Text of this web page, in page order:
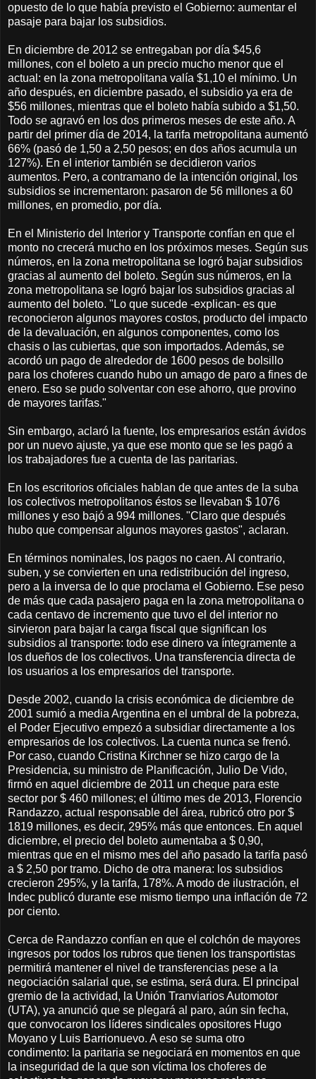
opuesto de lo que había previsto el Gobierno: aumentar el
pasaje para bajar los subsidios.
En diciembre de 2012 se entregaban por día $45,6
millones, con el boleto a un precio mucho menor que el
actual: en la zona metropolitana valía $1,10 el mínimo. Un
año después, en diciembre pasado, el subsidio ya era de
$56 millones, mientras que el boleto había subido a $1,50.
Todo se agravó en los dos primeros meses de este año. A
partir del primer día de 2014, la tarifa metropolitana aumentó
66% (pasó de 1,50 a 2,50 pesos; en dos años acumula un
127%). En el interior también se decidieron varios
aumentos. Pero, a contramano de la intención original, los
subsidios se incrementaron: pasaron de 56 millones a 60
millones, en promedio, por día.
En el Ministerio del Interior y Transporte confían en que el
monto no crecerá mucho en los próximos meses. Según sus
números, en la zona metropolitana se logró bajar subsidios
gracias al aumento del boleto. Según sus números, en la
zona metropolitana se logró bajar los subsidios gracias al
aumento del boleto. "Lo que sucede -explican- es que
reconocieron algunos mayores costos, producto del impacto
de la devaluación, en algunos componentes, como los
chasis o las cubiertas, que son importados. Además, se
acordó un pago de alrededor de 1600 pesos de bolsillo
para los choferes cuando hubo un amago de paro a fines de
enero. Eso se pudo solventar con ese ahorro, que provino
de mayores tarifas."
Sin embargo, aclaró la fuente, los empresarios están ávidos
por un nuevo ajuste, ya que ese monto que se les pagó a
los trabajadores fue a cuenta de las paritarias.
En los escritorios oficiales hablan de que antes de la suba
los colectivos metropolitanos éstos se llevaban $ 1076
millones y eso bajó a 994 millones. "Claro que después
hubo que compensar algunos mayores gastos", aclaran.
En términos nominales, los pagos no caen. Al contrario,
suben, y se convierten en una redistribución del ingreso,
pero a la inversa de lo que proclama el Gobierno. Ese peso
de más que cada pasajero paga en la zona metropolitana o
cada centavo de incremento que tuvo el del interior no
sirvieron para bajar la carga fiscal que significan los
subsidios al transporte: todo ese dinero va íntegramente a
los dueños de los colectivos. Una transferencia directa de
los usuarios a los empresarios del transporte.
Desde 2002, cuando la crisis económica de diciembre de
2001 sumió a media Argentina en el umbral de la pobreza,
el Poder Ejecutivo empezó a subsidiar directamente a los
empresarios de los colectivos. La cuenta nunca se frenó.
Por caso, cuando Cristina Kirchner se hizo cargo de la
Presidencia, su ministro de Planificación, Julio De Vido,
firmó en aquel diciembre de 2011 un cheque para este
sector por $ 460 millones; el último mes de 2013, Florencio
Randazzo, actual responsable del área, rubricó otro por $
1819 millones, es decir, 295% más que entonces. En aquel
diciembre, el precio del boleto aumentaba a $ 0,90,
mientras que en el mismo mes del año pasado la tarifa pasó
a $ 2,50 por tramo. Dicho de otra manera: los subsidios
crecieron 295%, y la tarifa, 178%. A modo de ilustración, el
Indec publicó durante ese mismo tiempo una inflación de 72
por ciento.
Cerca de Randazzo confían en que el colchón de mayores
ingresos por todos los rubros que tienen los transportistas
permitirá mantener el nivel de transferencias pese a la
negociación salarial que, se estima, será dura. El principal
gremio de la actividad, la Unión Tranviarios Automotor
(UTA), ya anunció que se plegará al paro, aún sin fecha,
que convocaron los líderes sindicales opositores Hugo
Moyano y Luis Barrionuevo. A eso se suma otro
condimento: la paritaria se negociará en momentos en que
la inseguridad de la que son víctima los choferes de